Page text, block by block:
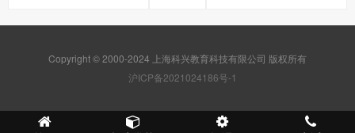
Copyright © 2000-2024 上海科兴教育科技有限公司 版权所有
沪ICP备2021024186号-1